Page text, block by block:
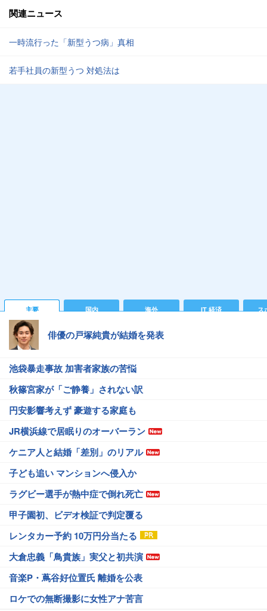
関連ニュース
一時流行った「新型うつ病」真相
若手社員の新型うつ 対処法は
主要 国内 海外 IT 経済 ス
俳優の戸塚純貴が結婚を発表
池袋暴走事故 加害者家族の苦悩
秋篠宮家が「ご静養」されない訳
円安影響考えず 豪遊する家庭も
JR横浜線で居眠りのオーバーラン
ケニア人と結婚「差別」のリアル
子ども追い マンションへ侵入か
ラグビー選手が熱中症で倒れ死亡
甲子園初、ビデオ検証で判定覆る
レンタカー予約 10万円分当たる
大倉忠義「鳥貴族」実父と初共演
音楽P・蔦谷好位置氏 離婚を公表
ロケでの無断撮影に女性アナ苦言